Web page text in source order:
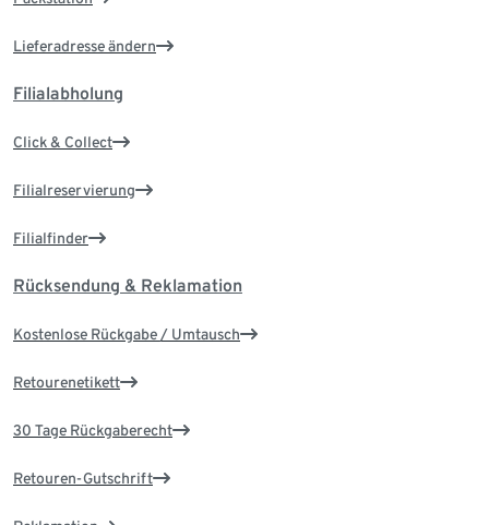
Lieferadresse ändern
Filialabholung
Click & Collect
Filialreservierung
Filialfinder
Rücksendung & Reklamation
Kostenlose Rückgabe / Umtausch
Retourenetikett
30 Tage Rückgaberecht
Retouren-Gutschrift